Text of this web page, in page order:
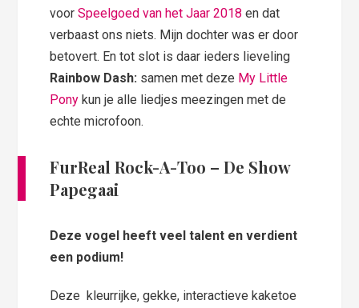
voorSpeelgoed van het Jaar 2018 en dat
verbaast ons niets. Mijn dochter was er door
betovert. En tot slot is daar ieders lieveling
Rainbow Dash: samen met deze My Little
Pony kun je alle liedjes meezingen met de
echte microfoon.
FurReal Rock-A-Too – De Show
Papegaai
Deze vogel heeft veel talent en verdient
een podium!
Deze kleurrijke, gekke, interactieve kaketoe